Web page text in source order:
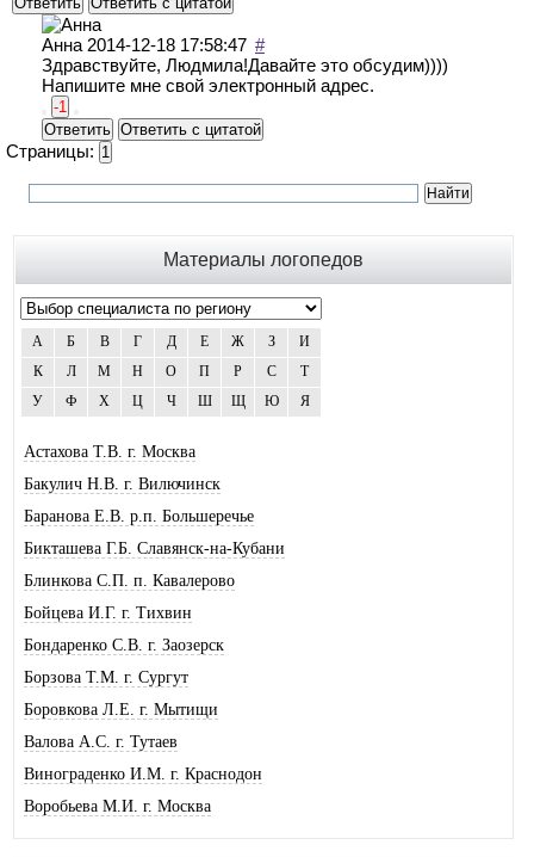
Анна 2014-12-18 17:58:47 #
Здравствуйте, Людмила!Давайте это обсудим))))
Напишите мне свой электронный адрес.
-1
Ответить Ответить с цитатой
Страницы: 1
Материалы логопедов
А Б В Г Д Е Ж З
И
К
Л М Н О П Р С
Т
У
Ф Х Ц Ч Ш Щ Ю Я
Астахова Т.В. г. Москва
Бакулич Н.В. г. Вилючинск
Баранова Е.В. р.п. Большеречье
Бикташева Г.Б. Славянск-на-Кубани
Блинкова С.П. п. Кавалерово
Бойцева И.Г. г. Тихвин
Бондаренко С.В. г. Заозерск
Борзова Т.М. г. Сургут
Боровкова Л.Е. г. Мытищи
Валова А.С. г. Тутаев
Винограденко И.М. г. Краснодон
Воробьева М.И. г. Москва